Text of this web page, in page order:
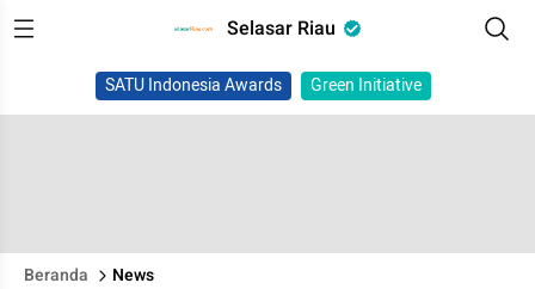
Selasar Riau
SATU Indonesia Awards Green Initiative
Beranda News